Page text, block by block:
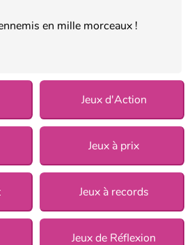
en mille morceaux !
Jeux d'Action
Jeux à prix
Jeux à records
Jeux de Réflexion